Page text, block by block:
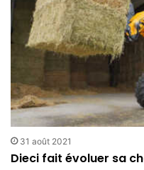
31 août 2021
Dieci fait évoluer sa